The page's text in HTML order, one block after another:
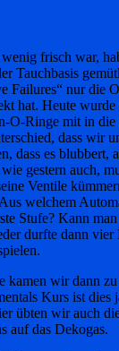
frisch war,
Tauchbasis
Failures“ nur die
hat. Heute
O-Ringe mit in die
dass wir
dass es blubbert,
gestern auch,
Ventile
welchem
Stufe? Kann
durfte dann
kamen wir dann
Kurs ist dies
übten wir auch
auf das Dekogas.